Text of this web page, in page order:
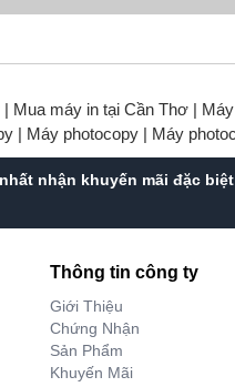
| Mua máy in tại Cần Thơ |
| Máy photocopy | Máy
nhận khuyến mãi đặc
Thông tin công ty
Giới Thiệu
Chứng Nhận
Sản Phẩm
Khuyến Mãi